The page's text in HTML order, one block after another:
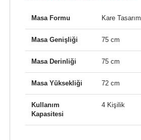
Masa Formu Kare Tasarım
Masa Genişliği 75 cm
Masa Derinliği 75 cm
Masa Yüksekliği 72 cm
Kullanım
Kapasitesi
4 Kişilik